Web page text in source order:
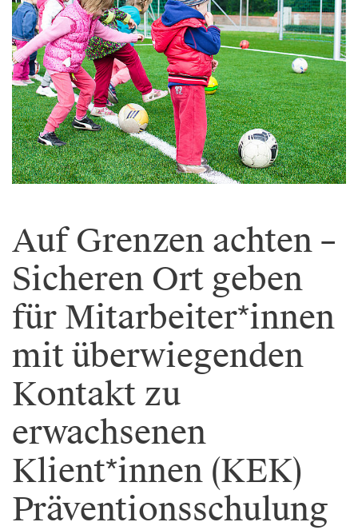
Auf Grenzen achten –
Sicheren Ort geben
für Mitarbeiter*innen
mit überwiegenden
Kontakt zu
erwachsenen
Klient*innen (KEK)
Präventionsschulung